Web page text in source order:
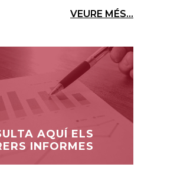
VEURE MÉS...
AQUÍ ELS
INFORMES